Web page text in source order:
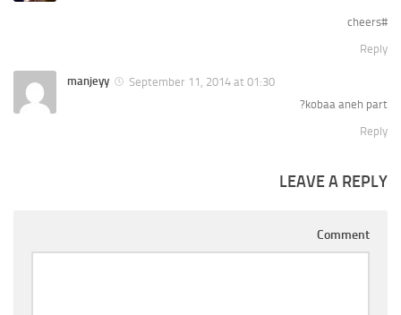
#cheers
Reply
manjeyy
September 11, 2014 at 01:30
kobaa aneh part?
Reply
LEAVE A REPLY
Comment